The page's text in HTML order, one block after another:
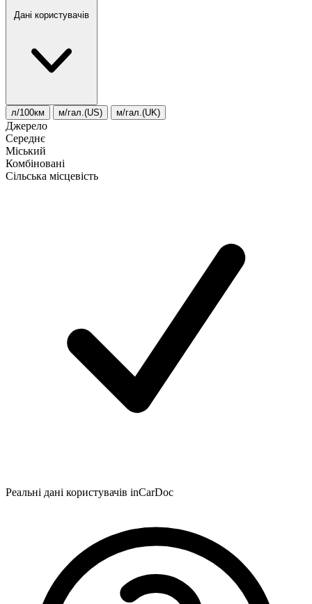
Дані користувачів
л/100км м/гал.(US) м/гал.(UK)
Джерело
Середнє
Міський
Комбіновані
Сільська місцевість
Реальні дані користувачів inCarDoc